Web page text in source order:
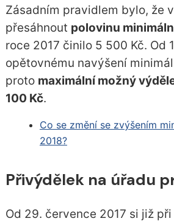
Zásadním pravidlem bylo, že
přesáhnout polovinu
roce 2017 činilo 5 500 Kč. Od
opětovnému navýšení
proto maximální možný
100 Kč.
Co se změní se zvýšením
2018?
Přivýdělek na úřadu
Od 29. července 2017 si již